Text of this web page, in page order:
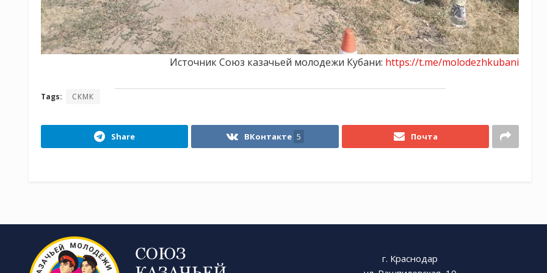
Источник Союз казачьей молодежи Кубани: https://t.me/molodezhkubani
Tags: СКМК
Share ВКонтакте 5 Почта
г. Краснодар